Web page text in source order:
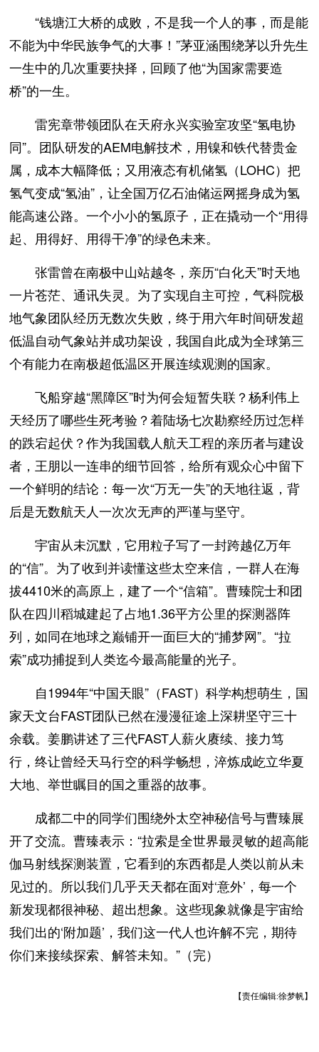
“钱塘江大桥的成败，不是我一个人的事，而是能
不能为中华民族争气的大事！”茅亚涵围绕茅以升先生
一生中的几次重要抉择，回顾了他“为国家需要造
桥”的一生。
雷宪章带领团队在天府永兴实验室攻坚“氢电协
同”。团队研发的AEM电解技术，用镍和铁代替贵金
属，成本大幅降低；又用液态有机储氢（LOHC）把
氢气变成“氢油”，让全国万亿石油储运网摇身成为氢
能高速公路。一个小小的氢原子，正在撬动一个“用得
起、用得好、用得干净”的绿色未来。
张雷曾在南极中山站越冬，亲历“白化天”时天地
一片苍茫、通讯失灵。为了实现自主可控，气科院极
地气象团队经历无数次失败，终于用六年时间研发超
低温自动气象站并成功架设，我国自此成为全球第三
个有能力在南极超低温区开展连续观测的国家。
飞船穿越“黑障区”时为何会短暂失联？杨利伟上
天经历了哪些生死考验？着陆场七次勘察经历过怎样
的跌宕起伏？作为我国载人航天工程的亲历者与建设
者，王朋以一连串的细节回答，给所有观众心中留下
一个鲜明的结论：每一次“万无一失”的天地往返，背
后是无数航天人一次次无声的严谨与坚守。
宇宙从未沉默，它用粒子写了一封跨越亿万年
的“信”。为了收到并读懂这些太空来信，一群人在海
拔4410米的高原上，建了一个“信箱”。曹臻院士和团
队在四川稻城建起了占地1.36平方公里的探测器阵
列，如同在地球之巅铺开一面巨大的“捕梦网”。“拉
索”成功捕捉到人类迄今最高能量的光子。
自1994年“中国天眼”（FAST）科学构想萌生，国
家天文台FAST团队已然在漫漫征途上深耕坚守三十
余载。姜鹏讲述了三代FAST人薪火赓续、接力笃
行，终让曾经天马行空的科学畅想，淬炼成屹立华夏
大地、举世瞩目的国之重器的故事。
成都二中的同学们围绕外太空神秘信号与曹臻展
开了交流。曹臻表示：“拉索是全世界最灵敏的超高能
伽马射线探测装置，它看到的东西都是人类以前从未
见过的。所以我们几乎天天都在面对‘意外’，每一个
新发现都很神秘、超出想象。这些现象就像是宇宙给
我们出的‘附加题’，我们这一代人也许解不完，期待
你们来接续探索、解答未知。”（完）
【责任编辑:徐梦帆】